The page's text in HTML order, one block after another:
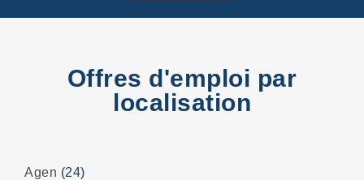
Offres d'emploi par
localisation
Agen (24)